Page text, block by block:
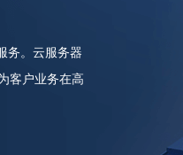
务。云服务器
客户业务在高